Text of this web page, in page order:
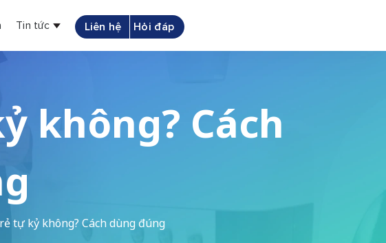
Tin tức Liên hệ Hỏi đáp
không? Cách
tự kỷ không? Cách dùng đúng